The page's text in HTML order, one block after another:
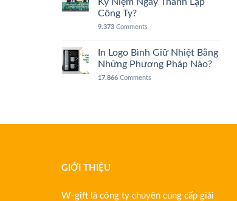
Công Ty?
9.373 Comments
In Logo Bình Giữ Nhiệt Bằng
Những Phương Pháp Nào?
17.866 Comments
GIỚI THIỆU
W-gift là công ty chuyên cung cấp giải